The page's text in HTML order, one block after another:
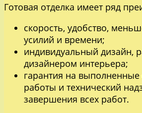
Готовая отделка имеет ряд
скорость, удобство,
усилий и времени;
индивидуальный дизайн,
дизайнером интерьера;
гарантия на
работы и технический
завершения всех работ.